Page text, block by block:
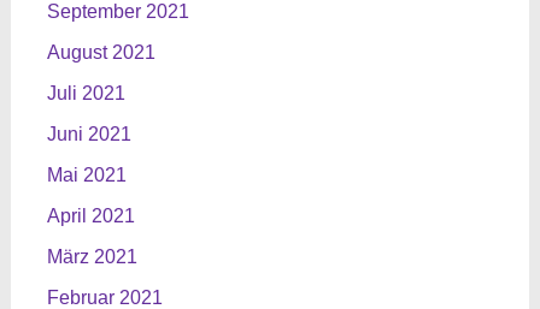
September 2021
August 2021
Juli 2021
Juni 2021
Mai 2021
April 2021
März 2021
Februar 2021